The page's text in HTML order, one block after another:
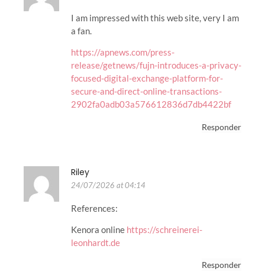
I am impressed with this web site, very I am
a fan.
https://apnews.com/press-
release/getnews/fujn-introduces-a-privacy-
focused-digital-exchange-platform-for-
secure-and-direct-online-transactions-
2902fa0adb03a576612836d7db4422bf
Responder
Riley
24/07/2026 at 04:14
References:
Kenora online https://schreinerei-
leonhardt.de
Responder